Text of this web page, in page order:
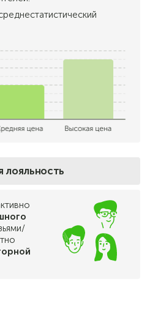
лояльность